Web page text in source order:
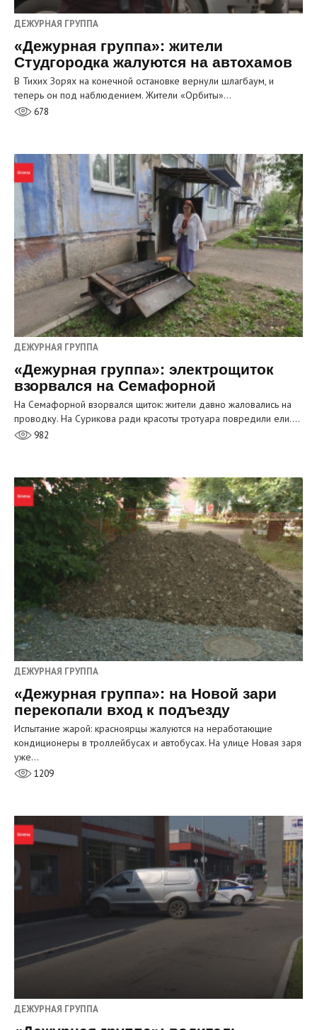
ДЕЖУРНАЯ ГРУППА
«Дежурная группа»: жители
Студгородка жалуются на автохамов
В Тихих Зорях на конечной остановке вернули шлагбаум, и
теперь он под наблюдением. Жители «Орбиты»…
678
ДЕЖУРНАЯ ГРУППА
«Дежурная группа»: электрощиток
взорвался на Семафорной
На Семафорной взорвался щиток: жители давно жаловались на
проводку. На Сурикова ради красоты тротуара повредили ели.…
982
ДЕЖУРНАЯ ГРУППА
«Дежурная группа»: на Новой зари
перекопали вход к подъезду
Испытание жарой: красноярцы жалуются на неработающие
кондиционеры в троллейбусах и автобусах. На улице Новая заря
уже…
1209
ДЕЖУРНАЯ ГРУППА